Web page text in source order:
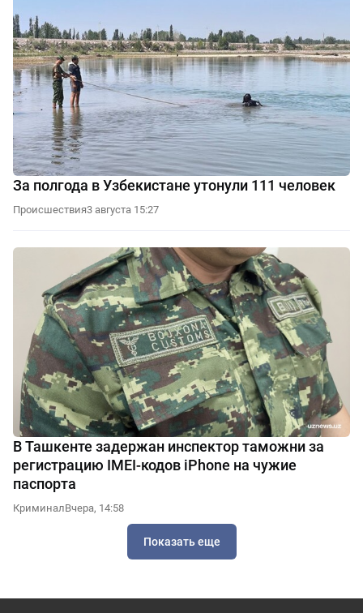
За полгода в Узбекистане утонули 111 человек
Происшествия3 августа 15:27
В Ташкенте задержан инспектор таможни за
регистрацию IMEI-кодов iPhone на чужие
паспорта
КриминалВчера, 14:58
Показать еще